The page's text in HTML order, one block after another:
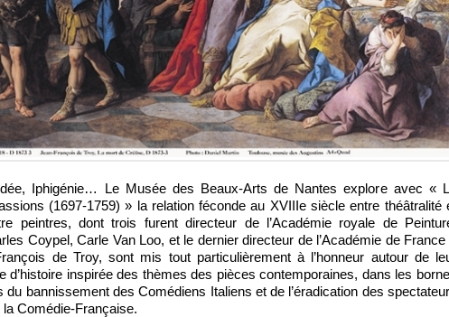
Iphigénie… Le Musée des Beaux-Arts de Nantes explore avec «
(1697-1759) » la relation féconde au XVIIIe siècle entre théâtralité
peintres, dont trois furent directeur de l’Académie royale de
Coypel, Carle Van Loo, et le dernier directeur de l’Académie de France
de Troy, sont mis tout particulièrement à l’honneur autour de
d’histoire inspirée des thèmes des pièces contemporaines, dans les
du bannissement des Comédiens Italiens et de l’éradication des
Comédie-Française.